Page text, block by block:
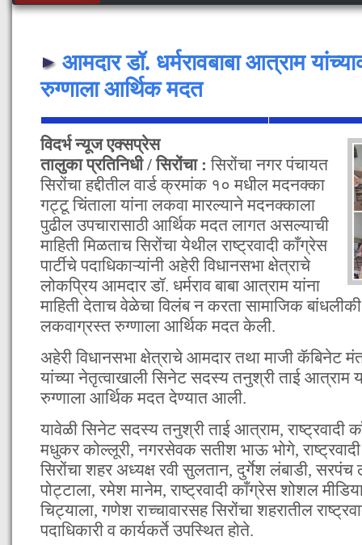
आमदार डॉ. धर्मरावबाबा आत्राम
रुग्णाला आर्थिक मदत
विदर्भ न्यूज एक्सप्रेस
तालुका प्रतिनिधी / सिरोंचा :सिरोंचा नगर पंचायत
सिरोंचा हद्दीतील वार्ड क्रमांक १० मधील मदनक्का
गट्टू चिंताला यांना लकवा मारल्याने मदनक्काला
पुढील उपचारासाठी आर्थिक मदत लागत असल्याची
माहिती मिळताच सिरोंचा येथील राष्ट्रवादी काँग्रेस
पार्टीचे पदाधिकाऱ्यांनी अहेरी विधानसभा क्षेत्राचे
लोकप्रिय आमदार डॉ. धर्मराव बाबा आत्राम यांना
माहिती देताच वेळेचा विलंब न करता सामाजिक
लकवाग्रस्त रुग्णाला आर्थिक मदत केली.
अहेरी विधानसभा क्षेत्राचे आमदार तथा माजी कॅबिनेट
यांच्या नेतृत्वाखाली सिनेट सदस्य तनुश्री ताई आत्राम
रुग्णाला आर्थिक मदत देण्यात आली.
यावेळी सिनेट सदस्य तनुश्री ताई आत्राम, राष्ट्रवादी
मधुकर कोल्लूरी, नगरसेवक सतीश भाऊ भोगे,
सिरोंचा शहर अध्यक्ष रवी सुलतान, दुर्गेश लंबाडी, सरपंच
पोट्टाला, रमेश मानेम, राष्ट्रवादी काँग्रेस शोशल
चिट्याला, गणेश राच्चावारसह सिरोंचा शहरातील
पदाधिकारी व कार्यकर्ते उपस्थित होते.